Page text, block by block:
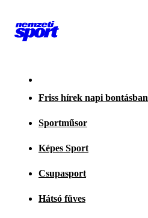
Friss hírek napi bontásban
Sportműsor
Képes Sport
Csupasport
Hátsó füves